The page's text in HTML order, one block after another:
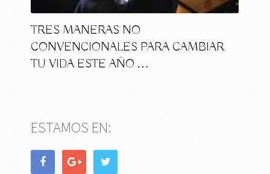
TRES MANERAS NO
CONVENCIONALES PARA CAMBIAR
TU VIDA ESTE AÑO …
ESTAMOS EN: